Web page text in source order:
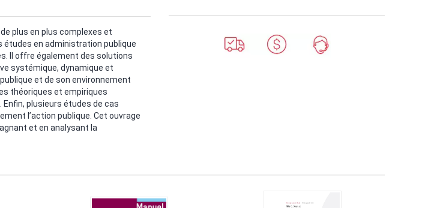
plus en plus complexes et
études en administration publique
Il offre également des solutions
systémique, dynamique et
et de son environnement
théoriques et empiriques
plusieurs études de cas
l’action publique. Cet ouvrage
et en analysant la